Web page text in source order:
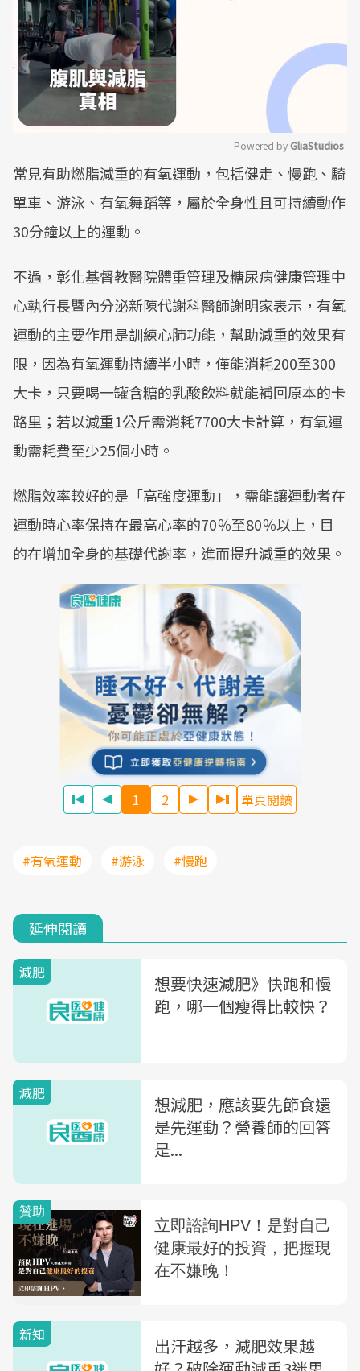
Mute
Powered by GliaStudios
常見有助燃脂減重的有氧運動，包括健走、慢跑、騎
單車、游泳、有氧舞蹈等，屬於全身性且可持續動作
30分鐘以上的運動。
不過，彰化基督教醫院體重管理及糖尿病健康管理中
心執行長暨內分泌新陳代謝科醫師謝明家表示，有氧
運動的主要作用是訓練心肺功能，幫助減重的效果有
限，因為有氧運動持續半小時，僅能消耗200至300
大卡，只要喝一罐含糖的乳酸飲料就能補回原本的卡
路里；若以減重1公斤需消耗7700大卡計算，有氧運
動需耗費至少25個小時。
燃脂效率較好的是「高強度運動」，需能讓運動者在
運動時心率保持在最高心率的70％至80％以上，目
的在增加全身的基礎代謝率，進而提升減重的效果。
1 2 單頁閱讀
#有氧運動 #游泳 #慢跑
延伸閱讀
減肥
想要快速減肥》快跑和慢
跑，哪一個瘦得比較快？
減肥
想減肥，應該要先節食還
是先運動？營養師的回答
是...
新知
出汗越多，減肥效果越